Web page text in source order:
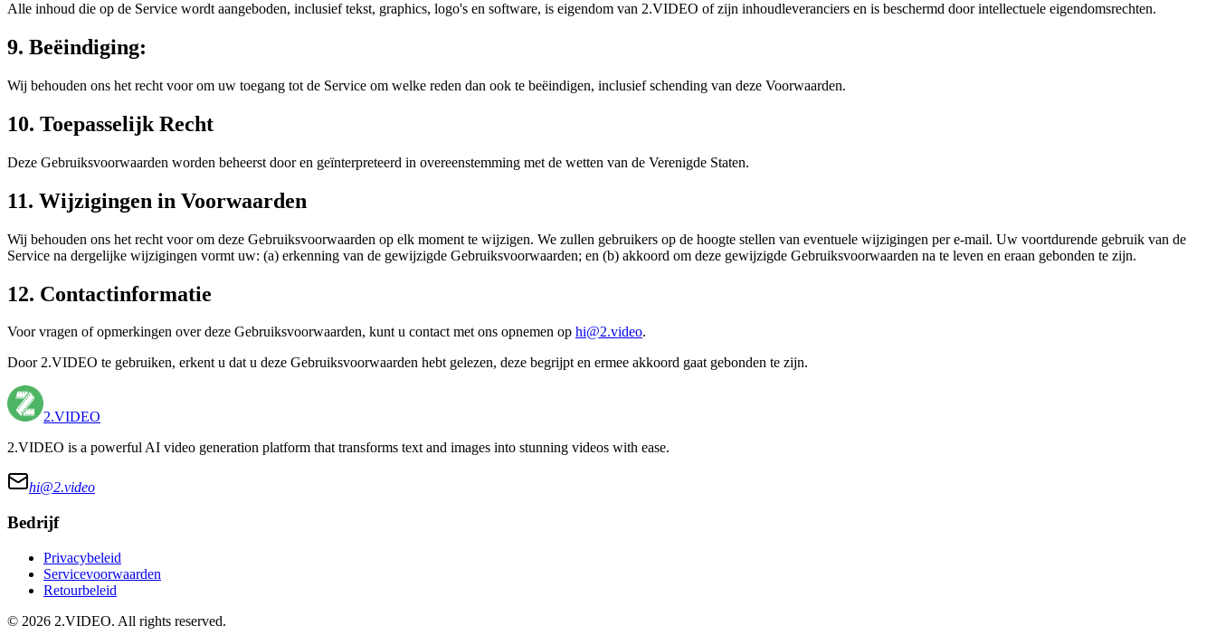
Alle inhoud die op de Service wordt aangeboden, inclusief tekst, graphics, logo's en software, is eigendom van 2.VIDEO of zijn inhoudleveranciers en is beschermd door intellectuele eigendomsrechten.
9. Beëindiging:
Wij behouden ons het recht voor om uw toegang tot de Service om welke reden dan ook te beëindigen, inclusief schending van deze Voorwaarden.
10. Toepasselijk Recht
Deze Gebruiksvoorwaarden worden beheerst door en geïnterpreteerd in overeenstemming met de wetten van de Verenigde Staten.
11. Wijzigingen in Voorwaarden
Wij behouden ons het recht voor om deze Gebruiksvoorwaarden op elk moment te wijzigen. We zullen gebruikers op de hoogte stellen van eventuele wijzigingen per e-mail. Uw voortdurende gebruik van de
Service na dergelijke wijzigingen vormt uw: (a) erkenning van de gewijzigde Gebruiksvoorwaarden; en (b) akkoord om deze gewijzigde Gebruiksvoorwaarden na te leven en eraan gebonden te zijn.
12. Contactinformatie
Voor vragen of opmerkingen over deze Gebruiksvoorwaarden, kunt u contact met ons opnemen op hi@2.video.
Door 2.VIDEO te gebruiken, erkent u dat u deze Gebruiksvoorwaarden hebt gelezen, deze begrijpt en ermee akkoord gaat gebonden te zijn.
2.VIDEO
2.VIDEO is a powerful AI video generation platform that transforms text and images into stunning videos with ease.
hi@2.video
Bedrijf
Privacybeleid
Servicevoorwaarden
Retourbeleid
© 2026 2.VIDEO. All rights reserved.